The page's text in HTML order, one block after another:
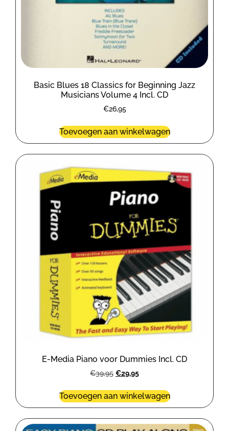
Basic Blues 18 Classics for Beginning Jazz
Musicians Volume 4 Incl. CD
€26,95
Toevoegen aan winkelwagen
E-Media Piano voor Dummies Incl. CD
€39,95 €29,95
Toevoegen aan winkelwagen